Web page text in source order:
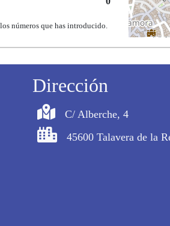
números que has introducido.
Dirección
C/ Alberche, 4
45600 Talavera de la